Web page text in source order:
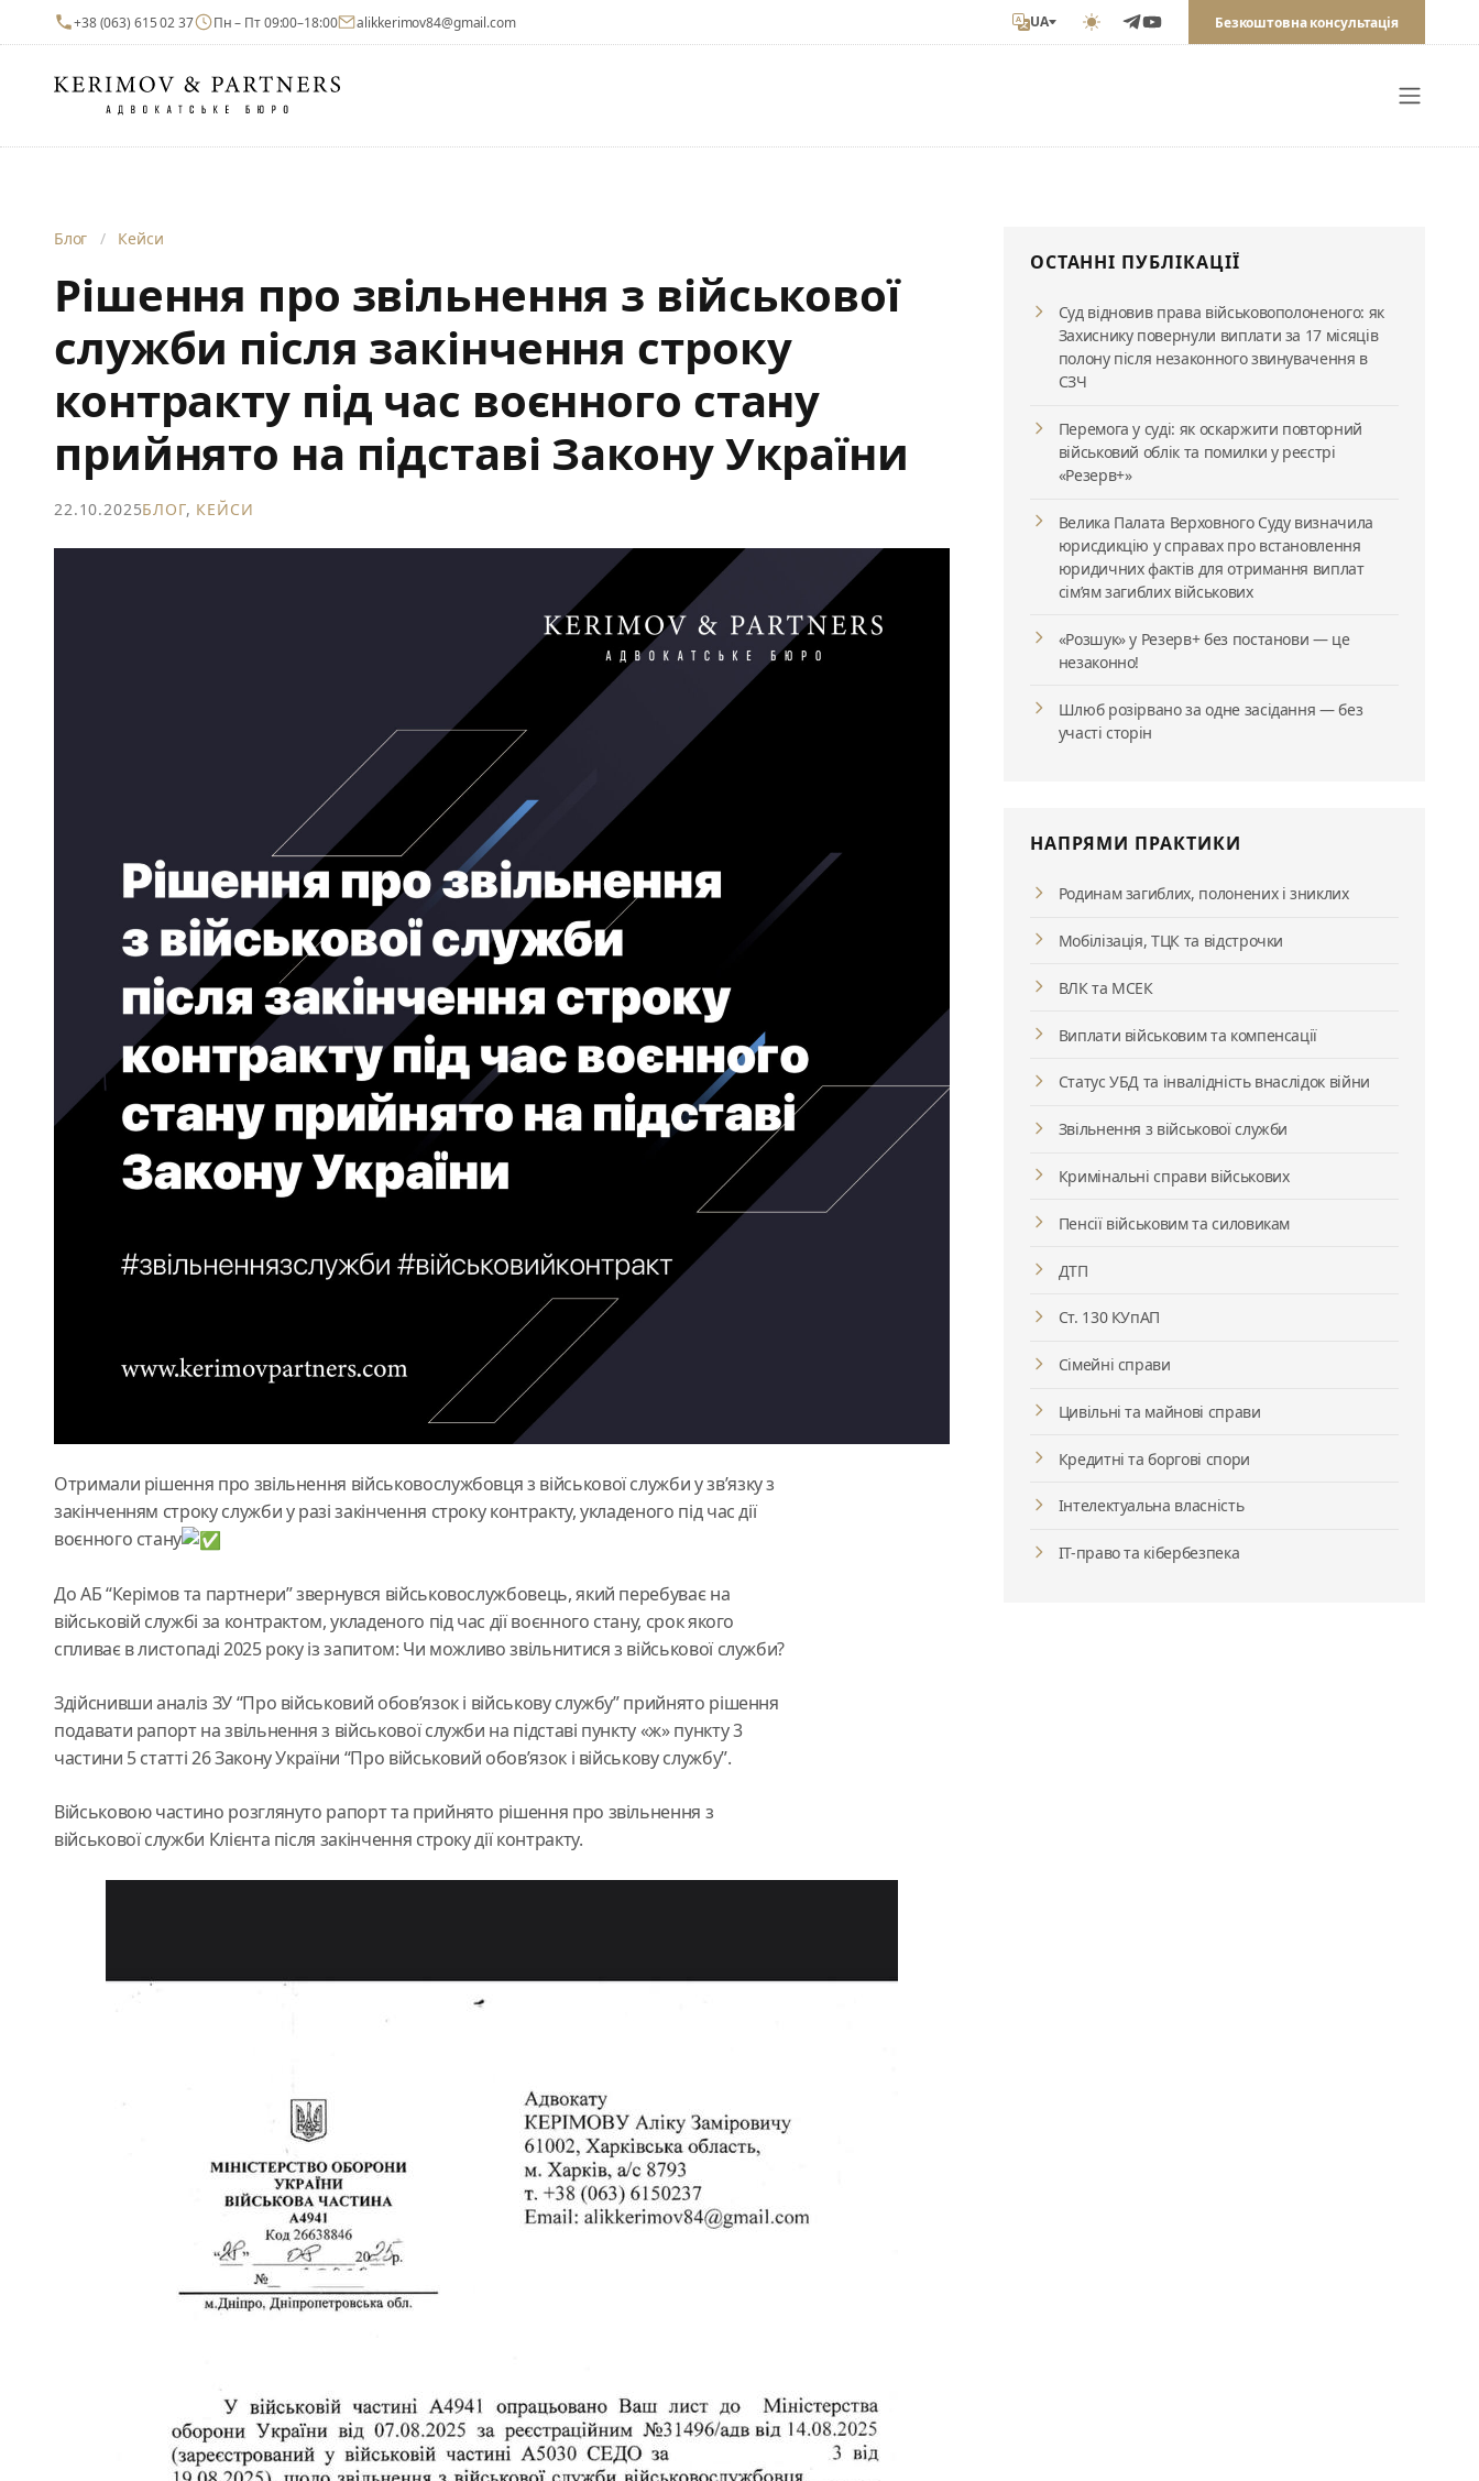
+38 (063) 615 02 37 Пн – Пт 09:00–18:00 alikkerimov84@gmail.com UA Безкоштовна консультація
Блог / Кейси
Рішення про звільнення з військової
служби після закінчення строку
контракту під час воєнного стану
прийнято на підставі Закону України
22.10.2025БЛОГ, КЕЙСИ
Отримали рішення про звільнення військовослужбовця з військової служби у зв’язку з
закінченням строку служби у разі закінчення строку контракту, укладеного під час дії
воєнного стану
До АБ “Керімов та партнери” звернувся військовослужбовець, який перебуває на
військовій службі за контрактом, укладеного під час дії воєнного стану, срок якого
спливає в листопаді 2025 року із запитом: Чи можливо звільнитися з військової служби?
Здійснивши аналіз ЗУ “Про військовий обовʼязок і військову службу” прийнято рішення
подавати рапорт на звільнення з військової служби на підставі пункту «ж» пункту 3
частини 5 статті 26 Закону України “Про військовий обов’язок і військову службу”.
Військовою частино розглянуто рапорт та прийнято рішення про звільнення з
військової служби Клієнта після закінчення строку дії контракту.
ОСТАННІ ПУБЛІКАЦІЇ
Суд відновив права військовополоненого: як
Захиснику повернули виплати за 17 місяців
полону після незаконного звинувачення в
СЗЧ
Перемога у суді: як оскаржити повторний
військовий облік та помилки у реєстрі
«Резерв+»
Велика Палата Верховного Суду визначила
юрисдикцію у справах про встановлення
юридичних фактів для отримання виплат
сім’ям загиблих військових
«Розшук» у Резерв+ без постанови — це
незаконно!
Шлюб розірвано за одне засідання — без
участі сторін
НАПРЯМИ ПРАКТИКИ
Родинам загиблих, полонених і зниклих
Мобілізація, ТЦК та відстрочки
ВЛК та МСЕК
Виплати військовим та компенсації
Статус УБД та інвалідність внаслідок війни
Звільнення з військової служби
Кримінальні справи військових
Пенсії військовим та силовикам
ДТП
Ст. 130 КУпАП
Сімейні справи
Цивільні та майнові справи
Кредитні та боргові спори
Інтелектуальна власність
ІТ-право та кібербезпека